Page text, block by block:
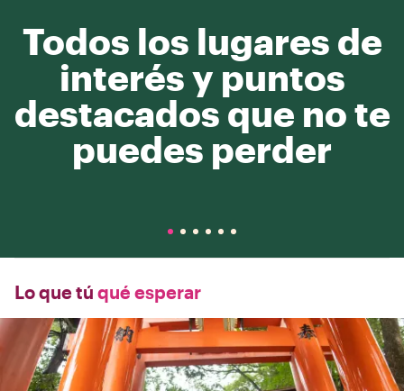
Todos los lugares de
interés y puntos
destacados que no te
puedes perder
Lo que tú qué esperar